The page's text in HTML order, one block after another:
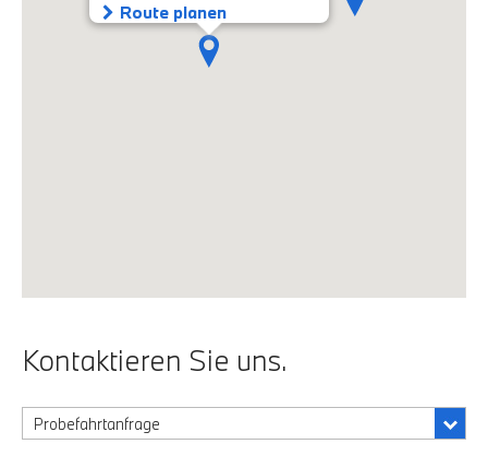
Route planen
Kontaktieren Sie uns.